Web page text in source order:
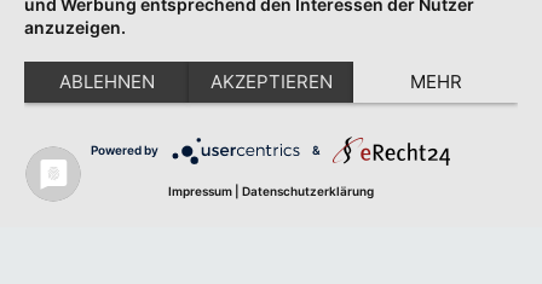
und Werbung entsprechend den Interessen der Nutzer
anzuzeigen.
ABLEHNEN AKZEPTIEREN MEHR
Powered by &
Impressum Datenschutzerklärung